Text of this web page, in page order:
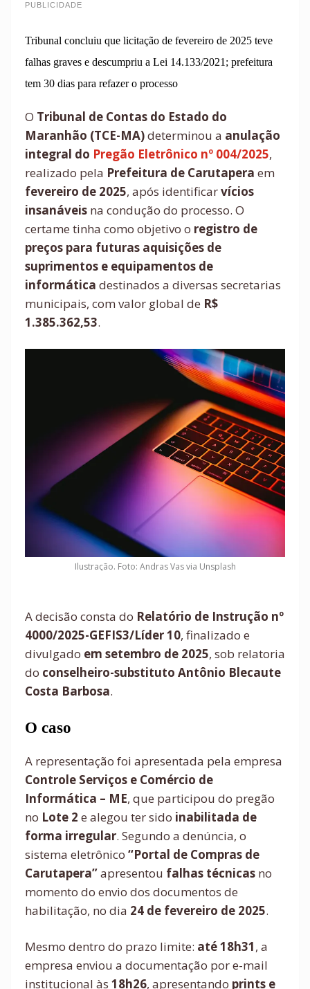
PUBLICIDADE
Tribunal concluiu que licitação de fevereiro de 2025 teve
falhas graves e descumpriu a Lei 14.133/2021; prefeitura
tem 30 dias para refazer o processo
O Tribunal de Contas do Estado do
Maranhão (TCE-MA)determinou a anulação
integral do Pregão Eletrônico nº 004/2025,
realizado pela Prefeitura de Carutapera em
fevereiro de 2025, após identificarvícios
insanáveis na condução do processo. O
certame tinha como objetivo o registro de
preços para futuras aquisições de
suprimentos e equipamentos de
informática destinados a diversas secretarias
municipais, com valor global de R$
1.385.362,53.
Ilustração. Foto: Andras Vas via Unsplash
A decisão consta do Relatório de Instrução nº
4000/2025-GEFIS3/Líder 10, finalizado e
divulgado em setembro de 2025, sob relatoria
do conselheiro-substituto Antônio Blecaute
Costa Barbosa.
O caso
A representação foi apresentada pela empresa
Controle Serviços e Comércio de
Informática – ME, que participou do pregão
no Lote 2 e alegou ter sido inabilitada de
forma irregular. Segundo a denúncia, o
sistema eletrônico “Portal de Compras de
Carutapera”apresentou falhas técnicas no
momento do envio dos documentos de
habilitação, no dia 24 de fevereiro de 2025.
Mesmo dentro do prazo limite: até 18h31, a
empresa enviou a documentação por e-mail
institucional às 18h26, apresentando prints e